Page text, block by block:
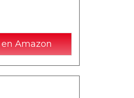
Amazon